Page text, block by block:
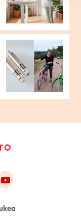
instagram
Link to youtube